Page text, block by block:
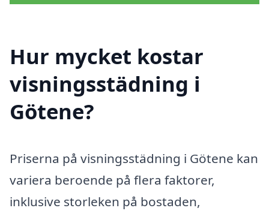
Hur mycket kostar
visningsstädning i
Götene?
Priserna på visningsstädning i Götene kan
variera beroende på flera faktorer,
inklusive storleken på bostaden,